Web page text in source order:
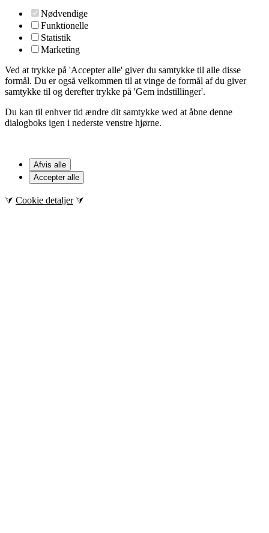
Nødvendige
Funktionelle
Statistik
Marketing
Ved at trykke på 'Accepter alle' giver du samtykke til alle disse
formål. Du er også velkommen til at vinge de formål af du giver
samtykke til og derefter trykke på 'Gem indstillinger'.
Du kan til enhver tid ændre dit samtykke wed at åbne denne
dialogboks igen i nederste venstre hjørne.
Afvis alle
Accepter alle
⮛ Cookie detaljer ⮛